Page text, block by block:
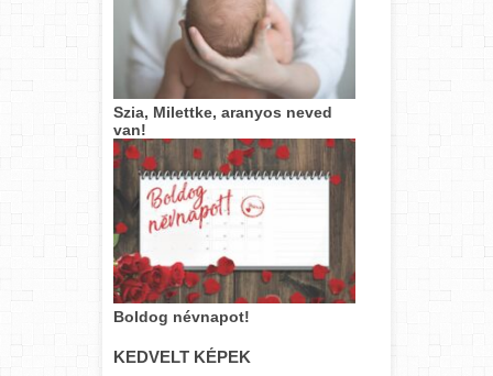
Szia, Milettke, aranyos neved
van!
Boldog névnapot!
KEDVELT KÉPEK